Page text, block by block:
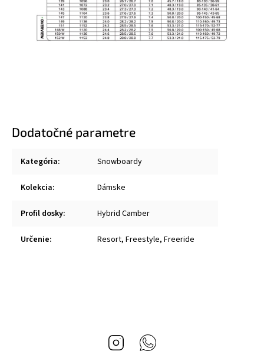
Dodatočné parametre
Kategória: Snowboardy
Kolekcia: Dámske
Profil dosky: Hybrid Camber
Určenie: Resort, Freestyle, Freeride
Instagram